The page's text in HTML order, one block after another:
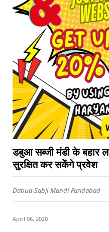
डबुआ सब्जी मंडी के बहार
सुरक्षित कर सकेंगे प्रवेश
Dabua-Sabji-Mandi-Faridabad
April 06, 2020